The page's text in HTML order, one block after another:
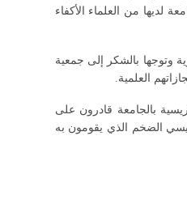
لديها من العلماء الأكفاء
وتوجها بالشكر إلى جمعية
العلمية.
بالجامعة قادرون على
الضخم الذي يقومون به